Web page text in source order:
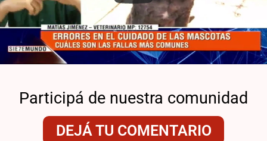
Participá de nuestra comunidad
DEJÁ TU COMENTARIO